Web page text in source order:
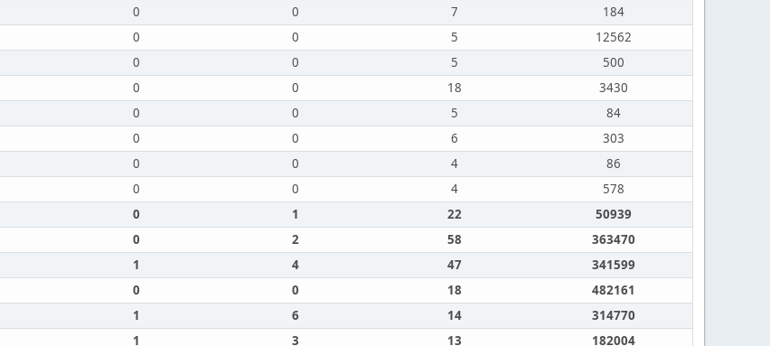
0 0 7
184
0 0 5
12562
0 0 5
500
0 0 18
3430
0 0 5
84
0 0 6
303
0 0 4
86
0 0 4
578
0 1 22
50939
0 2 58
363470
1 4 47
341599
0 0 18
482161
1 6 14
314770
1 3 13 182004